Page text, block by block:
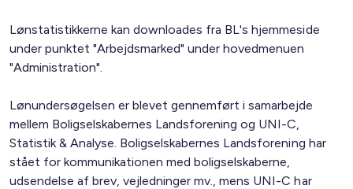
Lønstatistikkerne kan downloades fra BL's hjemmeside
under punktet "Arbejdsmarked" under hovedmenuen
"Administration".
Lønundersøgelsen er blevet gennemført i samarbejde
mellem Boligselskabernes Landsforening og UNI-C,
Statistik & Analyse. Boligselskabernes Landsforening har
stået for kommunikationen med boligselskaberne,
udsendelse af brev, vejledninger mv., mens UNI-C har